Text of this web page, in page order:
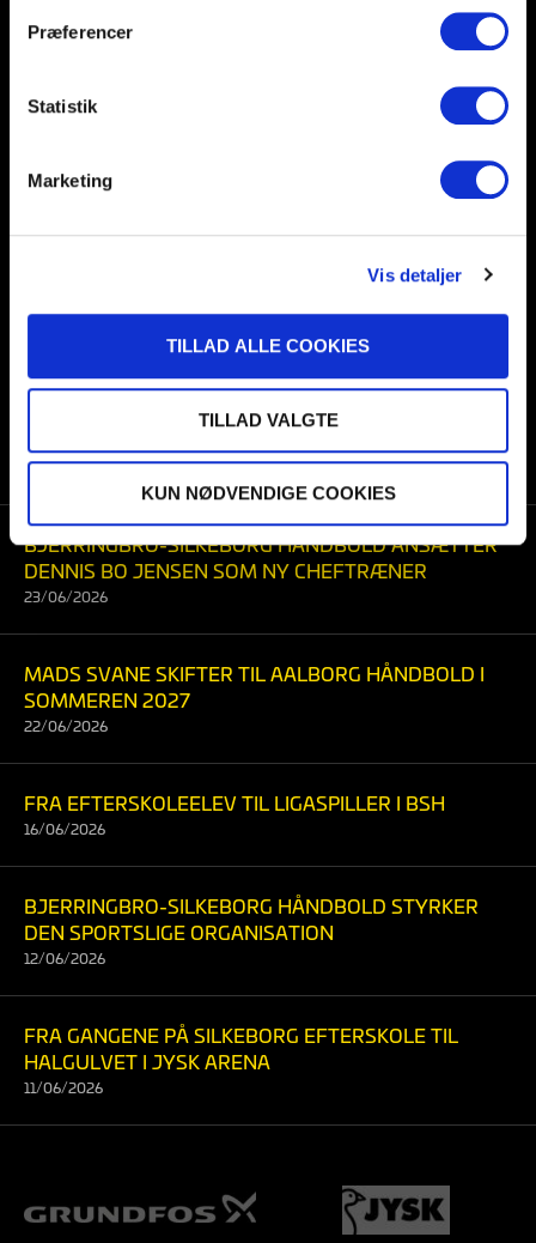
Præferencer
Statistik
Marketing
Vis detaljer
TILLAD ALLE COOKIES
TILLAD VALGTE
KUN NØDVENDIGE COOKIES
BJERRINGBRO-SILKEBORG
HÅNDBOLD SKABER RELATIONER –
MERE END 10 ÅRS SAMARBEJDE FORTSÆTTER –
30/06/2026
BJERRINGBRO-SILKEBORG HÅNDBOLD ANSÆTTER
DENNIS BO JENSEN SOM NY CHEFTRÆNER
23/06/2026
MADS SVANE SKIFTER TIL AALBORG HÅNDBOLD I
SOMMEREN 2027
22/06/2026
FRA EFTERSKOLEELEV TIL LIGASPILLER I BSH
16/06/2026
BJERRINGBRO-SILKEBORG HÅNDBOLD STYRKER
DEN SPORTSLIGE ORGANISATION
12/06/2026
FRA GANGENE PÅ SILKEBORG EFTERSKOLE TIL
HALGULVET I JYSK ARENA
11/06/2026